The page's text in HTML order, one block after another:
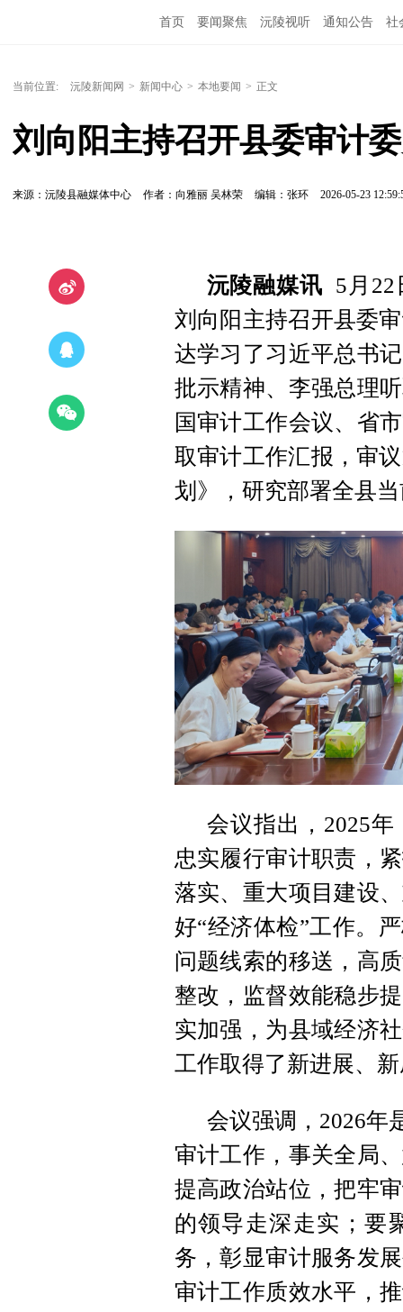
首页 要闻聚焦 沅陵视听 通知公告 社
当前位置: 沅陵新闻网 > 新闻中心 > 本地要闻 > 正文
刘向阳主持召开县委审计
来源：沅陵县融媒体中心 作者：向雅丽 吴林荣 编辑：张环 2026-05-23
沅陵融媒讯 5月22
刘向阳主持召开县委
达学习了习近平总书
批示精神、李强总理
国审计工作会议、省
取审计工作汇报，审
划》，研究部署全县
会议指出，2025
忠实履行审计职责，
落实、重大项目建设
好“经济体检”工作。
问题线索的移送，高
整改，监督效能稳步
实加强，为县域经济
工作取得了新进展、
会议强调，2026年
审计工作，事关全局
提高政治站位，把牢
的领导走深走实；要
务，彰显审计服务发
审计工作质效水平，